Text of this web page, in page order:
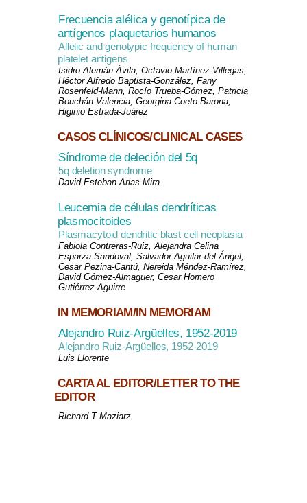
Frecuencia alélica y genotípica de
antígenos plaquetarios humanos
Allelic and genotypic frequency of human
platelet antigens
Isidro Alemán-Ávila, Octavio Martínez-Villegas,
Héctor Alfredo Baptista-González, Fany
Rosenfeld-Mann, Rocío Trueba-Gómez, Patricia
Bouchán-Valencia, Georgina Coeto-Barona,
Higinio Estrada-Juárez
CASOS CLÍNICOS/CLINICAL CASES
Síndrome de deleción del 5q
5q deletion syndrome
David Esteban Arias-Mira
Leucemia de células dendríticas
plasmocitoides
Plasmacytoid dendritic blast cell neoplasia
Fabiola Contreras-Ruiz, Alejandra Celina
Esparza-Sandoval, Salvador Aguilar-del Ángel,
Cesar Pezina-Cantú, Nereida Méndez-Ramírez,
David Gómez-Almaguer, Cesar Homero
Gutiérrez-Aguirre
IN MEMORIAM/IN MEMORIAM
Alejandro Ruiz-Argüelles, 1952-2019
Alejandro Ruiz-Argüelles, 1952-2019
Luis Llorente
CARTA AL EDITOR/LETTER TO THE
EDITOR
Richard T Maziarz